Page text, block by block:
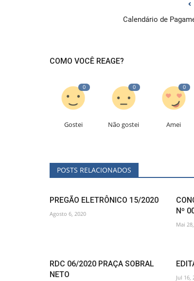
Calendário de
COMO VOCÊ REAGE?
0
Gostei
0
Não gostei
0
Amei
POSTS RELACIONADOS
PREGÃO ELETRÔNICO 15/2020
Agosto 6, 2020
Nº
Mai
RDC 06/2020 PRAÇA SOBRAL
NETO
Jul 16,